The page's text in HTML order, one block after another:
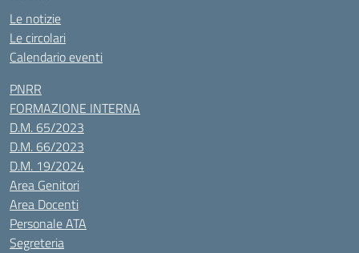
Le notizie
Le circolari
Calendario eventi
PNRR
FORMAZIONE INTERNA
D.M. 65/2023
D.M. 66/2023
D.M. 19/2024
Area Genitori
Area Docenti
Personale ATA
Segreteria